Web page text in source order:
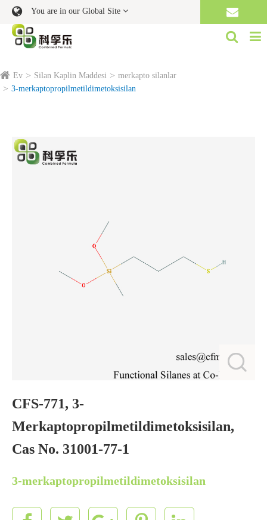
You are in our Global Site
Ev Silan Kaplin Maddesi
merkapto silanlar
3-merkaptopropilmetildimetoksisilan
CFS-771, 3-
Merkaptopropilmetildimetoksisilan,
Cas No. 31001-77-1
3-merkaptopropilmetildimetoksisilan